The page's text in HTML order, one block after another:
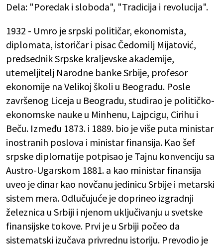
Dela: "Poredak i sloboda", "Tradicija i revolucija".
1932 - Umro je srpski političar, ekonomista,
diplomata, istoričar i pisac Čedomilj Mijatović,
predsednik Srpske kraljevske akademije,
utemeljitelj Narodne banke Srbije, profesor
ekonomije na Velikoj školi u Beogradu. Posle
završenog Liceja u Beogradu, studirao je političko-
ekonomske nauke u Minhenu, Lajpcigu, Cirihu i
Beču. Između 1873. i 1889. bio je više puta ministar
inostranih poslova i ministar finansija. Kao šef
srpske diplomatije potpisao je Tajnu konvenciju sa
Austro-Ugarskom 1881. a kao ministar finansija
uveo je dinar kao novčanu jedinicu Srbije i metarski
sistem mera. Odlučujuće je doprineo izgradnji
železnica u Srbiji i njenom uključivanju u svetske
finansijske tokove. Prvi je u Srbiji počeo da
sistematski izučava privrednu istoriju. Prevodio je